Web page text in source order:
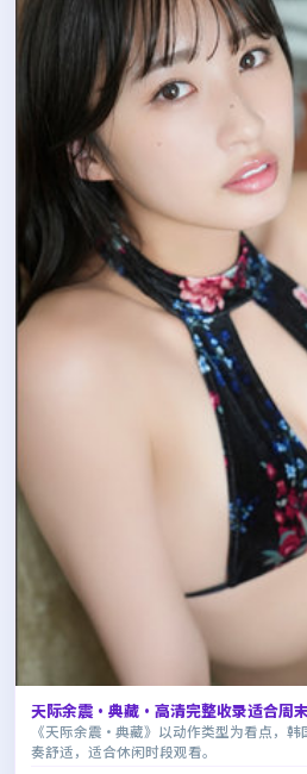
天际余震·典藏·高清完整收录适合周
《天际余震·典藏》以动作类型为看点，
奏舒适，适合休闲时段观看。